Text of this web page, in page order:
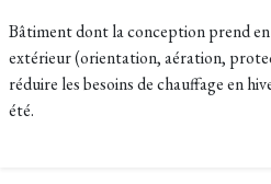
Bâtiment dont la conception prend
extérieur (orientation, aération,
réduire les besoins de chauffage en
été.